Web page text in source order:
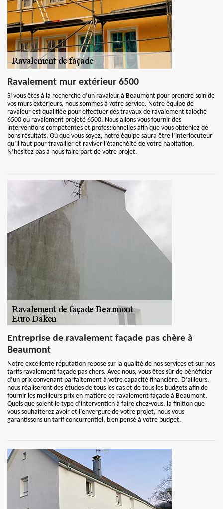
Ravalement mur extérieur 6500
Si vous êtes à la recherche d’un ravaleur à Beaumont pour prendre soin de
vos murs extérieurs, nous sommes à votre service. Notre équipe de
ravaleur est qualifiée pour effectuer des travaux de ravalement taloché
6500 ou ravalement projeté 6500. Nous allons vous fournir des
interventions compétentes et professionnelles afin que vous obteniez de
bons résultats. Où que vous soyez, notre équipe saura être l’interlocuteur
qu’il faut pour travailler et raviver l’étanchéité de votre habitation.
N’hésitez pas à nous faire part de votre projet.
Entreprise de ravalement façade pas chère à
Beaumont
Notre excellente réputation repose sur la qualité de nos services et sur nos
tarifs ravalement façade pas chers. Avec nous, vous êtes sûr de bénéficier
d’un prix convenant parfaitement à votre capacité financière. D’ailleurs,
nous réaliseront des études de tous les cas et de tous les budgets afin de
fournir les meilleurs prix en matière de ravalement façade à Beaumont.
Quels que soient le type d’intervention à faire chez-vous, la finition que
vous souhaiterez avoir et l’envergure de votre projet, nous vous
garantissons un tarif concurrentiel, bien pensé à votre budget.